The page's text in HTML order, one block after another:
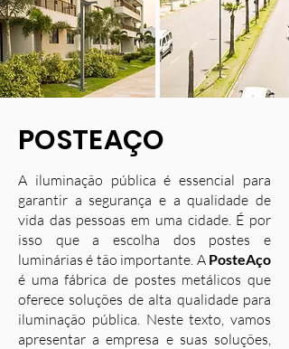
POSTEAÇO
A iluminação pública é essencial para
garantir a segurança e a qualidade de
vida das pessoas em uma cidade. É por
isso que a escolha dos postes e
luminárias é tão importante. A PosteAço
é uma fábrica de postes metálicos que
oferece soluções de alta qualidade para
iluminação pública. Neste texto, vamos
apresentar a empresa e suas soluções,